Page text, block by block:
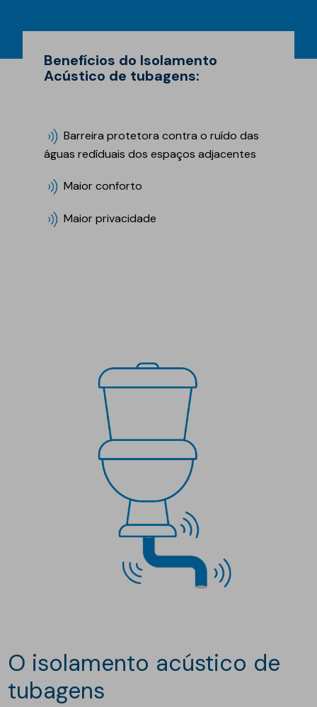
Benefícios do Isolamento
Acústico de tubagens:
Barreira protetora contra o ruído das
águas redíduais dos espaços adjacentes
Maior conforto
Maior privacidade
o isolamento acústico de
tubagens